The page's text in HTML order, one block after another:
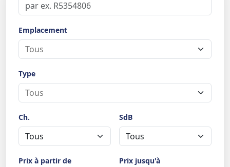
Emplacement
Type
Ch. SdB
Prix à partir de Prix jusqu'à